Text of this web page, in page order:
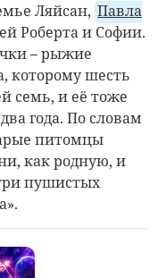
Ляйсан, Павла
Роберта и Софии.
– рыжие
шесть
семь, и её тоже
года. По словам
питомцы
как родную, и
пушистых